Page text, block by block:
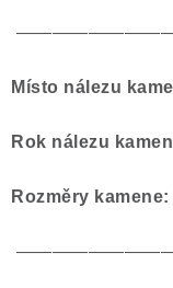
Místo nálezu
Rok nálezu
Rozměry kamene: